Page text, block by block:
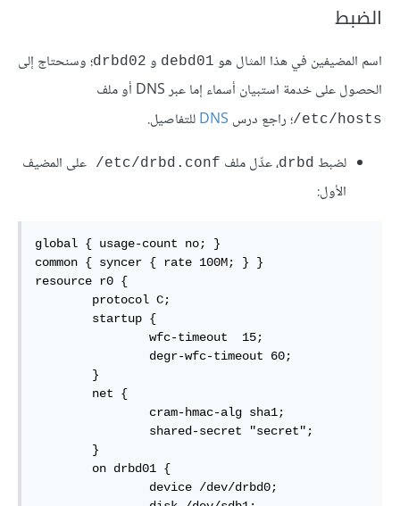
الضبط
اسم المضيفين في هذا المثال هو debd01 و drbd02؛ وسنحتاج إلى
الحصول على خدمة استبيان أسماء إما عبر DNS أو ملف
/etc/hosts؛ راجع درس DNSللتفاصيل.
لضبط drbd، عدِّل ملف ‎/etc/drbd.conf
على المضيف
الأول:
global { usage-count no; }
common { syncer { rate 100M; } }
resource r0 {